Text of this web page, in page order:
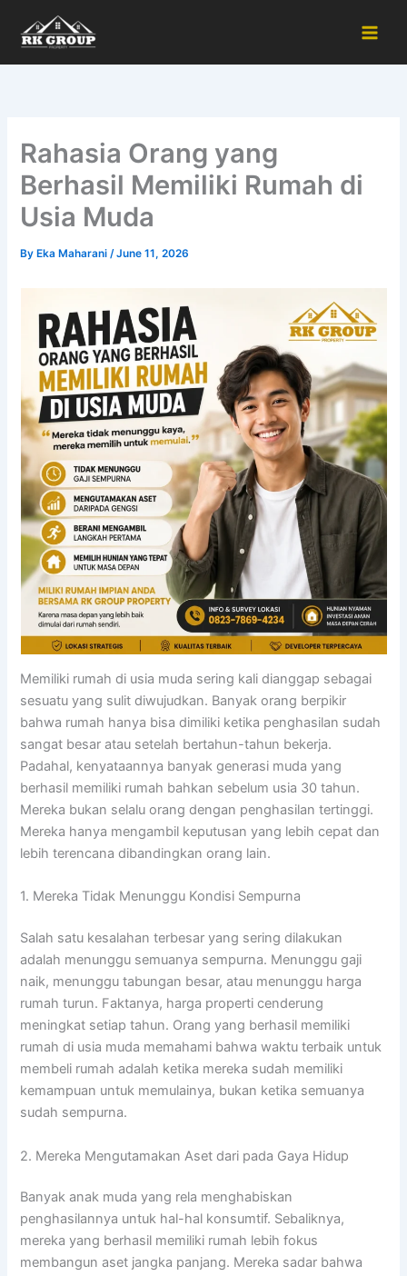
content
Rahasia Orang yang
Berhasil Memiliki Rumah di
Usia Muda
By Eka Maharani/June 11, 2026
Memiliki rumah di usia muda sering kali dianggap sebagai
sesuatu yang sulit diwujudkan. Banyak orang berpikir
bahwa rumah hanya bisa dimiliki ketika penghasilan sudah
sangat besar atau setelah bertahun-tahun bekerja.
Padahal, kenyataannya banyak generasi muda yang
berhasil memiliki rumah bahkan sebelum usia 30 tahun.
Mereka bukan selalu orang dengan penghasilan tertinggi.
Mereka hanya mengambil keputusan yang lebih cepat dan
lebih terencana dibandingkan orang lain.
1. Mereka Tidak Menunggu Kondisi Sempurna
Salah satu kesalahan terbesar yang sering dilakukan
adalah menunggu semuanya sempurna. Menunggu gaji
naik, menunggu tabungan besar, atau menunggu harga
rumah turun. Faktanya, harga properti cenderung
meningkat setiap tahun. Orang yang berhasil memiliki
rumah di usia muda memahami bahwa waktu terbaik untuk
membeli rumah adalah ketika mereka sudah memiliki
kemampuan untuk memulainya, bukan ketika semuanya
sudah sempurna.
2. Mereka Mengutamakan Aset dari pada Gaya Hidup
Banyak anak muda yang rela menghabiskan
penghasilannya untuk hal-hal konsumtif. Sebaliknya,
mereka yang berhasil memiliki rumah lebih fokus
membangun aset jangka panjang. Mereka sadar bahwa